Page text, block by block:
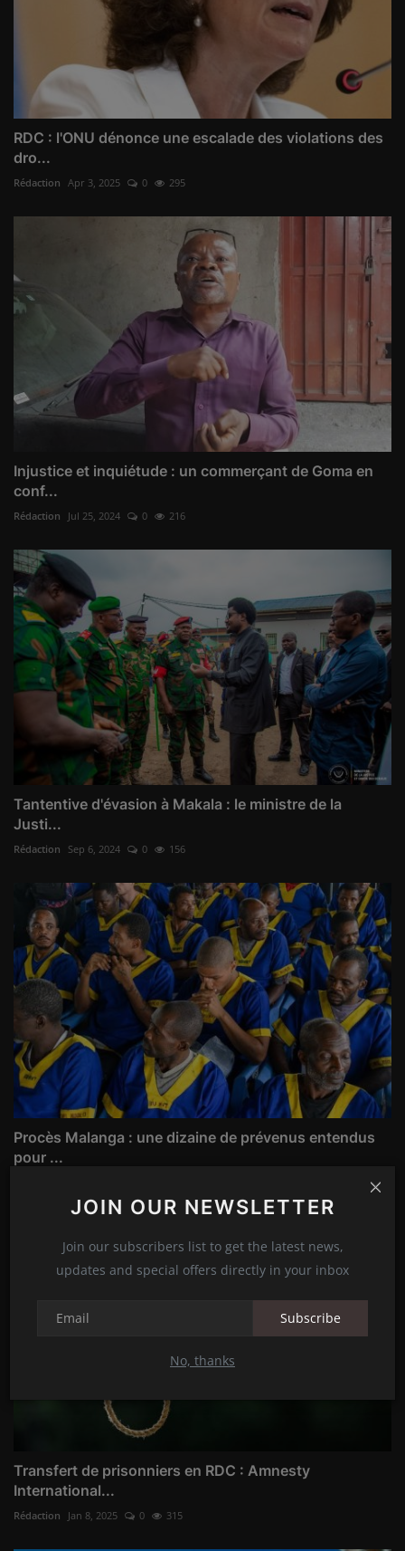
JOIN OUR NEWSLETTER
Join our subscribers list to get the latest news,
updates and special offers directly in your inbox
Subscribe
No, thanks
RDC : l'ONU dénonce une escalade des violations des
dro...
Rédaction Apr 3, 2025 0 295
Injustice et inquiétude : un commerçant de Goma en
conf...
Rédaction Jul 25, 2024 0 216
Tantentive d'évasion à Makala : le ministre de la
Justi...
Rédaction Sep 6, 2024 0 156
Procès Malanga : une dizaine de prévenus entendus
pour ...
Transfert de prisonniers en RDC : Amnesty
International...
Rédaction Jan 8, 2025 0 315